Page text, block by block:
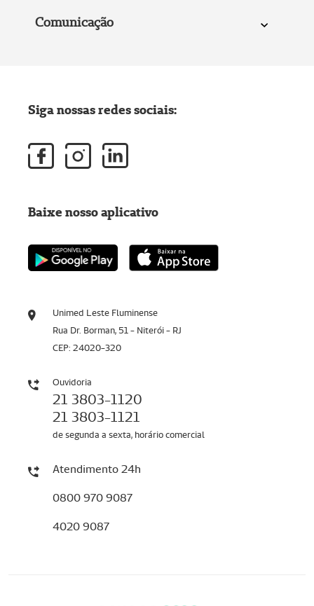
Comunicação
Unimed Leste Fluminense
Rua Dr. Borman, 51 - Niterói - RJ
CEP: 24020-320
Ouvidoria
21 3803-1120
21 3803-1121
de segunda a sexta, horário comercial
Atendimento 24h
0800 970 9087
4020 9087
Siga nossas redes sociais:
Baixe nosso aplicativo